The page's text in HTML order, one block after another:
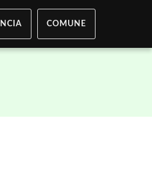
COMUNE